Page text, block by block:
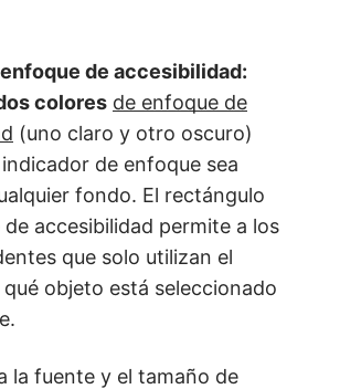
enfoque de accesibilidad:
colores de enfoque de
(uno claro y otro oscuro)
de enfoque sea
fondo. El rectángulo
accesibilidad permite a los
que solo utilizan el
objeto está seleccionado
la fuente y el tamaño de